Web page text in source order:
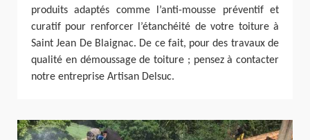
produits adaptés comme l’anti-mousse préventif et
curatif pour renforcer l’étanchéité de votre toiture à
Saint Jean De Blaignac. De ce fait, pour des travaux de
qualité en démoussage de toiture ; pensez à contacter
notre entreprise Artisan Delsuc.